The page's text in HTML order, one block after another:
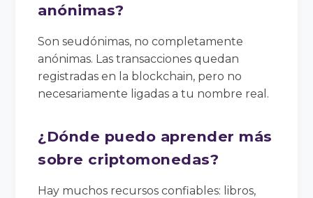
anónimas?
Son seudónimas, no completamente
anónimas. Las transacciones quedan
registradas en la blockchain, pero no
necesariamente ligadas a tu nombre real.
¿Dónde puedo aprender más
sobre criptomonedas?
Hay muchos recursos confiables: libros,